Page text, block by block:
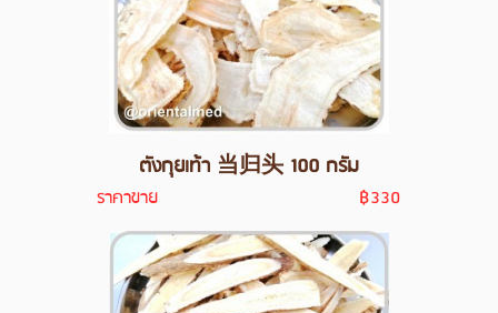
ตังกุยเท้า 当归头 100 กรัม
ราคาขาย ฿330